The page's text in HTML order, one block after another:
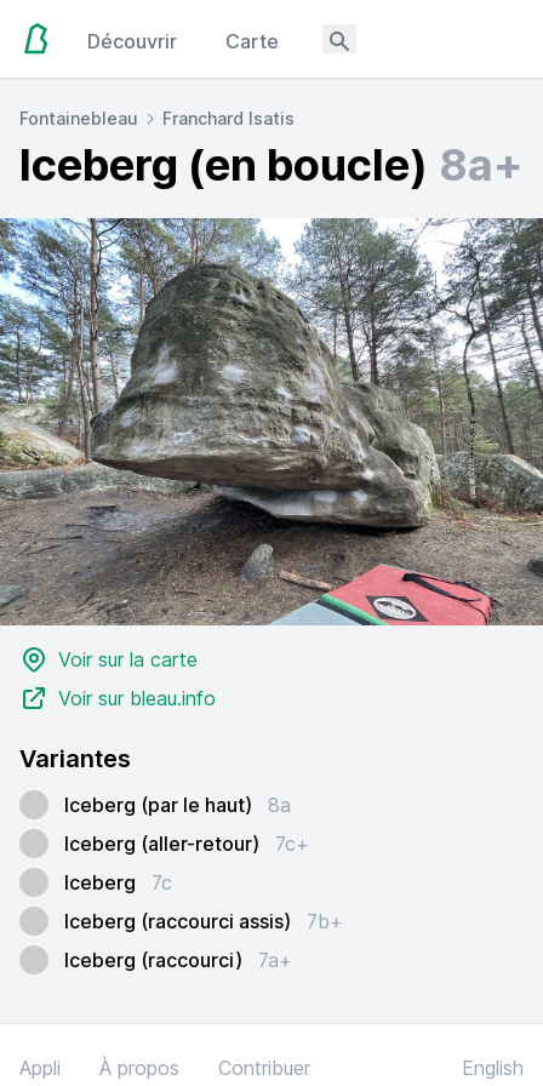
Découvrir Carte
Fontainebleau Franchard Isatis
Iceberg (en boucle) 8a+
Voir sur la carte
Voir sur bleau.info
Variantes
Iceberg (par le haut)
8a
Iceberg (aller-retour)
7c+
Iceberg
7c
Iceberg (raccourci assis)
7b+
Iceberg (raccourci)
7a+
Appli À propos Contribuer English